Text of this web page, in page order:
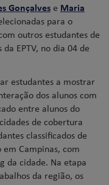
Gonçalves e Maria
para o
outros estudantes de
EPTV, no dia 04 de
estudantes a mostrar
dos alunos com
entre alunos do
de cobertura
classificados de
Campinas, com
da cidade. Na etapa
da região, os